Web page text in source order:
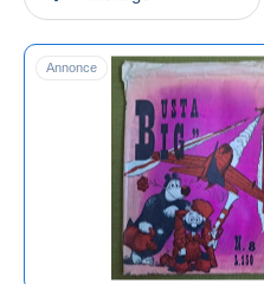
En cours
Prix fixes
Enchères avec offres
Enchères sans offres
Maisons de vente
Vendus
Toutes les durées
Annonce